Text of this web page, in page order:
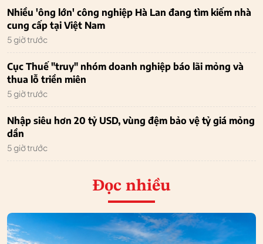
Nhiều 'ông lớn' công nghiệp Hà Lan đang tìm kiếm nhà
cung cấp tại Việt Nam
5 giờ trước
Cục Thuế "truy" nhóm doanh nghiệp báo lãi mỏng và
thua lỗ triền miên
5 giờ trước
Nhập siêu hơn 20 tỷ USD, vùng đệm bảo vệ tỷ giá mỏng
dần
5 giờ trước
Đọc nhiều